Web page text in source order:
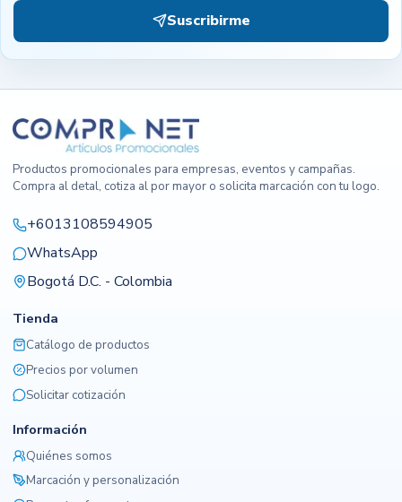
Suscribirme
Productos promocionales para empresas, eventos y campañas.
Compra al detal, cotiza al por mayor o solicita marcación con tu logo.
+6013108594905
WhatsApp
Bogotá D.C. - Colombia
Tienda
Catálogo de productos
Precios por volumen
Solicitar cotización
Información
Quiénes somos
Marcación y personalización